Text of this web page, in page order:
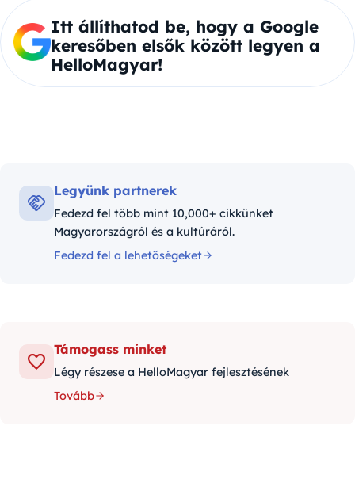
Itt állíthatod be, hogy a Google
keresőben elsők között legyen a
HelloMagyar!
Legyünk partnerek
Fedezd fel több mint 10,000+ cikkünket
Magyarországról és a kultúráról.
Fedezd fel a lehetőségeket
Támogass minket
Légy részese a HelloMagyar fejlesztésének
Tovább